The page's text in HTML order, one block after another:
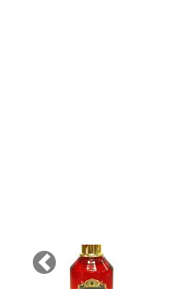
Previous